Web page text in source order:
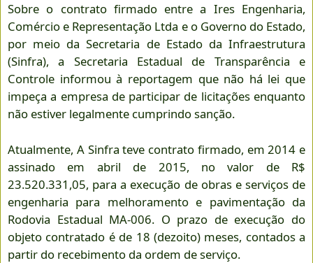
Sobre o contrato firmado entre a Ires Engenharia,
Comércio e Representação Ltda e o Governo do Estado,
por meio da Secretaria de Estado da Infraestrutura
(Sinfra), a Secretaria Estadual de Transparência e
Controle informou à reportagem que não há lei que
impeça a empresa de participar de licitações enquanto
não estiver legalmente cumprindo sanção.
Atualmente, A Sinfra teve contrato firmado, em 2014 e
assinado em abril de 2015, no valor de R$
23.520.331,05, para a execução de obras e serviços de
engenharia para melhoramento e pavimentação da
Rodovia Estadual MA-006. O prazo de execução do
objeto contratado é de 18 (dezoito) meses, contados a
partir do recebimento da ordem de serviço.